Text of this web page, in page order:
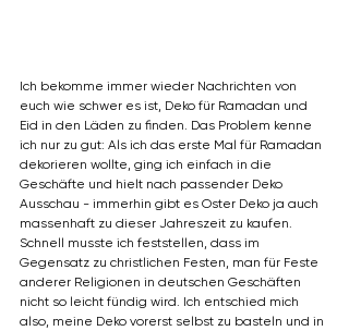
Ich bekomme immer wieder Nachrichten von
euch wie schwer es ist, Deko für Ramadan und
Eid in den Läden zu finden. Das Problem kenne
ich nur zu gut: Als ich das erste Mal für Ramadan
dekorieren wollte, ging ich einfach in die
Geschäfte und hielt nach passender Deko
Ausschau - immerhin gibt es Oster Deko ja auch
massenhaft zu dieser Jahreszeit zu kaufen.
Schnell musste ich feststellen, dass im
Gegensatz zu christlichen Festen, man für Feste
anderer Religionen in deutschen Geschäften
nicht so leicht fündig wird. Ich entschied mich
also, meine Deko vorerst selbst zu basteln und in